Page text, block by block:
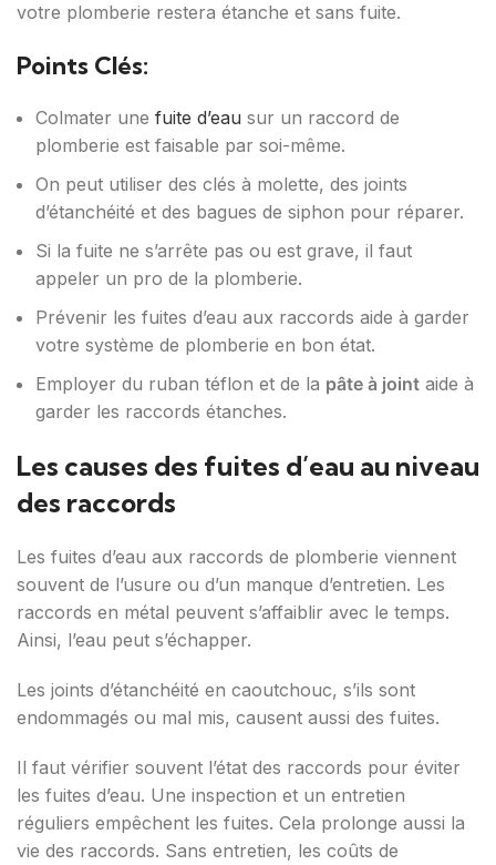
votre plomberie restera étanche et sans fuite.
Points Clés:
Colmater une fuite d’eau sur un raccord de
plomberie est faisable par soi-même.
On peut utiliser des clés à molette, des joints
d’étanchéité et des bagues de siphon pour réparer.
Si la fuite ne s’arrête pas ou est grave, il faut
appeler un pro de la plomberie.
Prévenir les fuites d’eau aux raccords aide à garder
votre système de plomberie en bon état.
Employer du ruban téflon et de la pâte à joint aide à
garder les raccords étanches.
Les causes des fuites d’eau au niveau
des raccords
Les fuites d’eau aux raccords de plomberie viennent
souvent de l’usure ou d’un manque d’entretien. Les
raccords en métal peuvent s’affaiblir avec le temps.
Ainsi, l’eau peut s’échapper.
Les joints d’étanchéité en caoutchouc, s’ils sont
endommagés ou mal mis, causent aussi des fuites.
Il faut vérifier souvent l’état des raccords pour éviter
les fuites d’eau. Une inspection et un entretien
réguliers empêchent les fuites. Cela prolonge aussi la
vie des raccords. Sans entretien, les coûts de